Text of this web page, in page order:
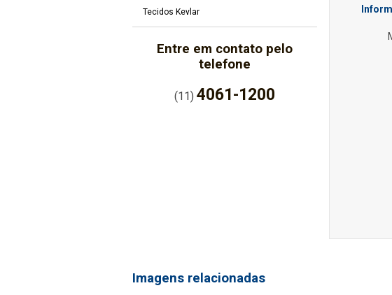
Tecidos Kevlar
Entre em contato pelo
telefone
(11)4061-1200
Imagens relacionadas